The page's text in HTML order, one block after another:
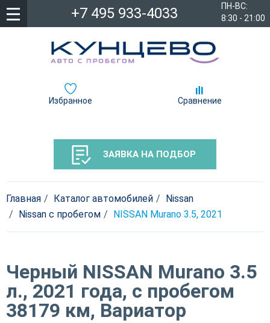
ПН-ВС:
8:30 - 21:00
+7 495 933-4033
Избранное Сравнение
ЗАЯВКА НА ПОДБОР
Главная Каталог автомобилей
Nissan
Nissan c пробегом
NISSAN Murano 3.5, 2021
Черный NISSAN Murano 3.5
л., 2021 года, с пробегом
38179 км, Вариатор